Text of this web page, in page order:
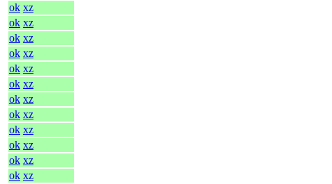
ok xz
ok xz
ok xz
ok xz
ok xz
ok xz
ok xz
ok xz
ok xz
ok xz
ok xz
ok xz